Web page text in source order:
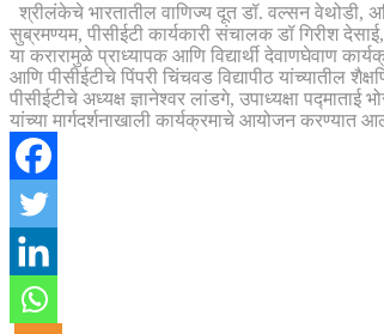
श्रीलंकेचे भारतातील वाणिज्य दूत डॉ. वल्सन वेथोडी,
सुब्रमण्यम, पीसीईटी कार्यकारी संचालक डॉ गिरीश
या करारामुळे प्राध्यापक आणि विद्यार्थी देवाणघेवाण
आणि पीसीईटीचे पिंपरी चिंचवड विद्यापीठ यांच्यातील
पीसीईटीचे अध्यक्ष ज्ञानेश्वर लांडगे, उपाध्यक्षा
यांच्या मार्गदर्शनाखाली कार्यक्रमाचे आयोजन करण्यात